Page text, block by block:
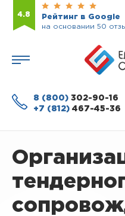
4.8
Рейтинг в Google
на основании 50
8 (800) 302-90-16
+7 (812) 467-45-36